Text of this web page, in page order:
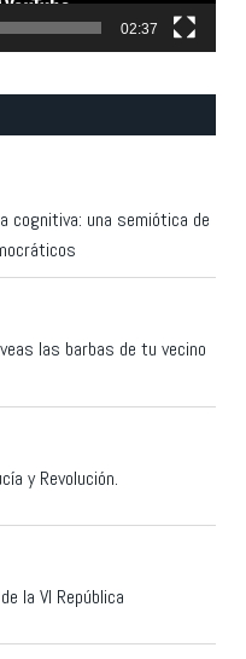
02:37
cognitiva: una semiótica de
las barbas de tu vecino
y Revolución.
la VI República